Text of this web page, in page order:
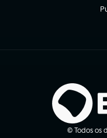
© Todos os